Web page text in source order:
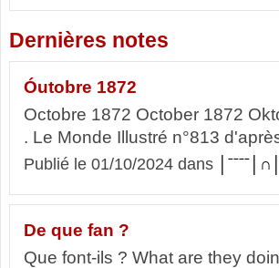
Dernières notes
Óutobre 1872
Octobre 1872 October 1872
. Le Monde Illustré n°813
Publié le 01/10/2024 dans
De que fan ?
Que font-ils ? What are they